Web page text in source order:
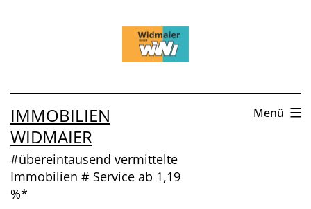
IMMOBILIEN
WIDMAIER
#übereintausend vermittelte
Immobilien # Service ab 1,19
%*
Menü